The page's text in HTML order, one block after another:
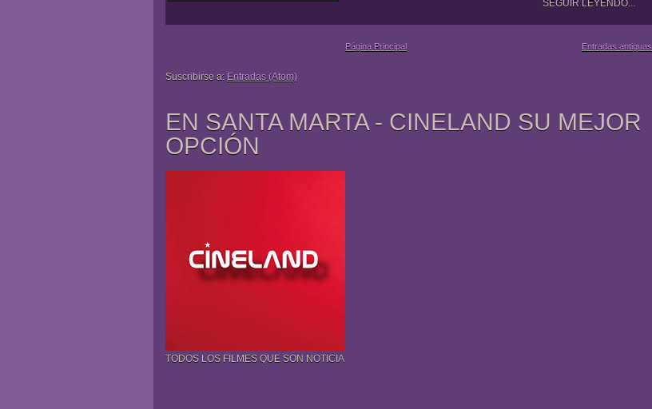
SEGUIR LEYENDO...
Entradas antiguas
Página Principal
Suscribirse a: Entradas (Atom)
EN SANTA MARTA - CINELAND SU MEJOR
OPCIÓN
TODOS LOS FILMES QUE SON NOTICIA